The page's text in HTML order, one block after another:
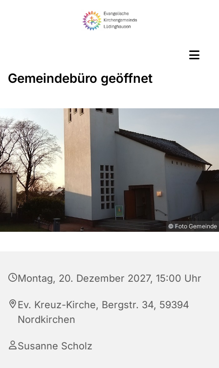
Gemeindebüro geöffnet
© Foto Gemeinde
Montag, 20. Dezember 2027, 15:00 Uhr
Ev. Kreuz-Kirche, Bergstr. 34, 59394
Nordkirchen
Susanne Scholz